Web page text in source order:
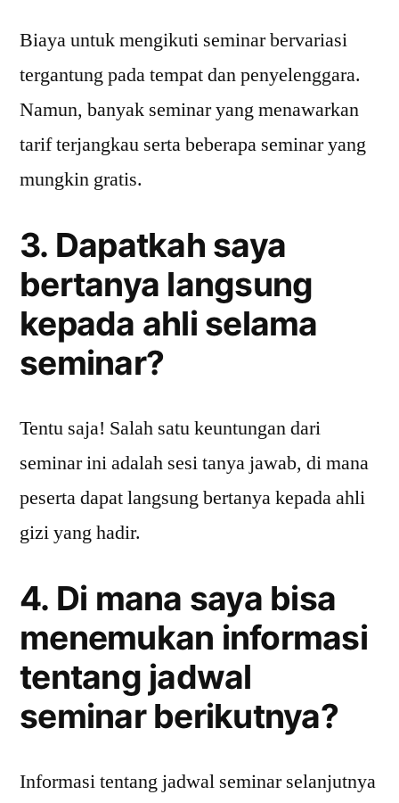
Biaya untuk mengikuti seminar bervariasi
tergantung pada tempat dan penyelenggara.
Namun, banyak seminar yang menawarkan
tarif terjangkau serta beberapa seminar yang
mungkin gratis.
3. Dapatkah saya
bertanya langsung
kepada ahli selama
seminar?
Tentu saja! Salah satu keuntungan dari
seminar ini adalah sesi tanya jawab, di mana
peserta dapat langsung bertanya kepada ahli
gizi yang hadir.
4. Di mana saya bisa
menemukan informasi
tentang jadwal
seminar berikutnya?
Informasi tentang jadwal seminar selanjutnya